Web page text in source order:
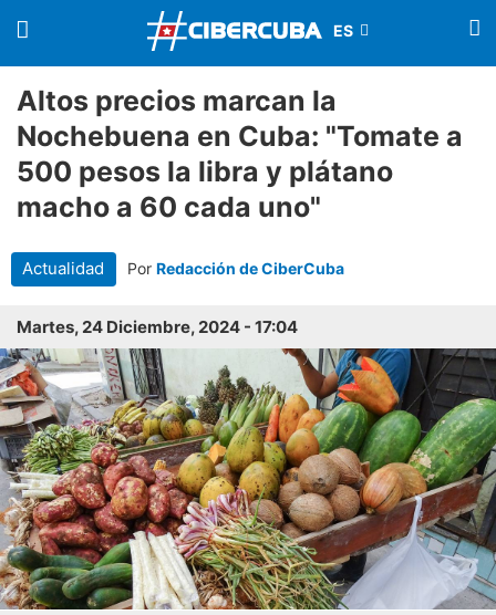
Altos precios marcan la
Nochebuena en Cuba: "Tomate a
500 pesos la libra y plátano
macho a 60 cada uno"
Actualidad Por Redacción de CiberCuba
Martes, 24 Diciembre, 2024 - 17:04